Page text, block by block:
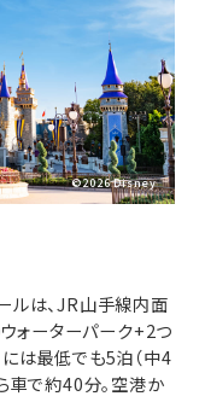
©2026 Disney
ルは、JR山手線内面
ォーターパーク+2つ
は最低でも5泊（中4
車で約40分。空港か